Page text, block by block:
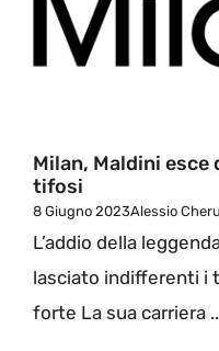
Milan, Maldini esce
tifosi
8 Giugno 2023Alessio
L’addio della
lasciato indifferenti i
forte La sua carriera